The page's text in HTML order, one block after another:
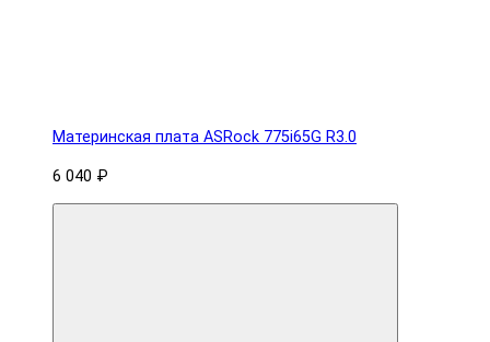
Материнская плата ASRock 775i65G R3.0
6 040 ₽